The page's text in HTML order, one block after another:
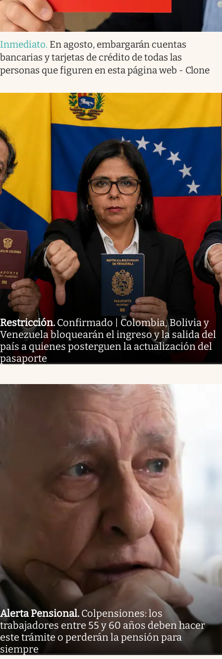
Inmediato. En agosto, embargarán cuentas
bancarias y tarjetas de crédito de todas las
personas que figuren en esta página web - Clone
Restricción. Confirmado | Colombia, Bolivia y
Venezuela bloquearán el ingreso y la salida del
país a quienes posterguen la actualización del
pasaporte
Alerta Pensional. Colpensiones: los
trabajadores entre 55 y 60 años deben hacer
este trámite o perderán la pensión para
siempre